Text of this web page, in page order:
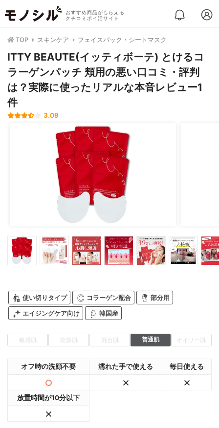
おすすめ商品がもらえる
クチコミポイ活サイト
TOP スキンケア フェイスパック・シートマスク
ITTY BEAUTE(イッティボーテ) とけるコ
ラーゲンパッチ 頬用の悪い口コミ・評判
は？実際に使ったリアルな本音レビュー1
件
3.09
使い切りタイプ コラーゲン配合 部分用
エイジングケア向け 韓国産
敏感肌 乾燥肌 混合肌 普通肌 オイリー肌
オフ時の洗顔不要 濡れた手で使える 毎日使える
放置時間が10分以下